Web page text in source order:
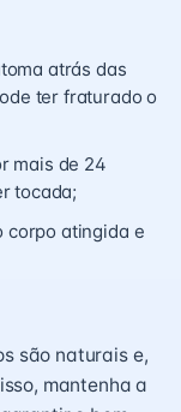
atrás das
ter fraturado o
mais de 24
tocada;
corpo atingida e
são naturais e,
mantenha a